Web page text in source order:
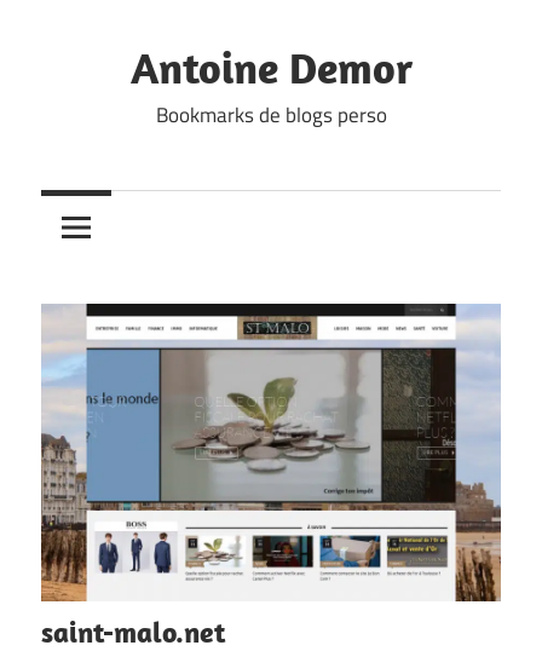
Antoine Demor
Bookmarks de blogs perso
saint-malo.net